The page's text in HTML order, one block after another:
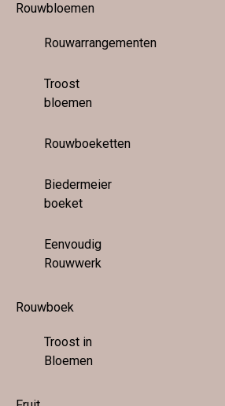
Rouwbloemen
Rouwarrangementen
Troost
bloemen
Rouwboeketten
Biedermeier
boeket
Eenvoudig
Rouwwerk
Rouwboek
Troost in
Bloemen